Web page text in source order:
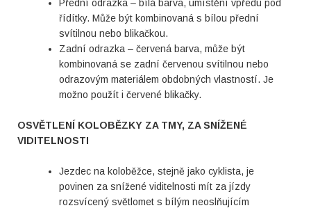
Přední odrazka – bílá barva, umístění vpředu pod
řídítky. Může být kombinovaná s bílou přední
svítilnou nebo blikačkou.
Zadní odrazka – červená barva, může být
kombinovaná se zadní červenou svítilnou nebo
odrazovým materiálem obdobných vlastností. Je
možno použít i červené blikačky.
OSVĚTLENÍ KOLOBĚZKY ZA TMY, ZA SNÍŽENÉ
VIDITELNOSTI
Jezdec na koloběžce, stejně jako cyklista, je
povinen za snížené viditelnosti mít za jízdy
rozsvícený světlomet s bílým neoslňujícím